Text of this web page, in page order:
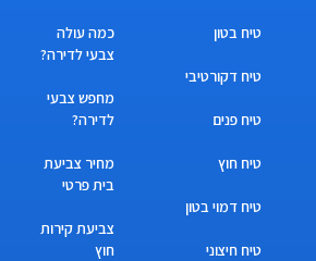
טיח בטון
טיח דקורטיבי
טיח פנים
טיח חוץ
טיח דמוי בטון
טיח חיצוני
כמה עולה
צבעי לדירה?
מחפש צבעי
לדירה?
מחיר צביעת
בית פרטי
צביעת קירות
חוץ